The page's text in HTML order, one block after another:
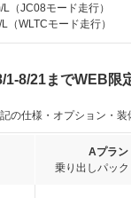
（JC08モード走行）
（WLTCモード走行）
1-8/21までWEB限
仕様・オプション・装
Aプラン
乗り出しパック